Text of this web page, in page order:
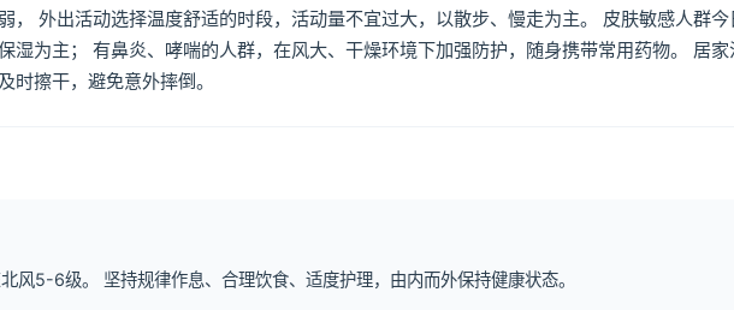
， 外出活动选择温度舒适的时段，活动量不宜过大，以散步、慢走为主。 皮肤敏感人群今
湿为主； 有鼻炎、哮喘的人群，在风大、干燥环境下加强防护，随身携带常用药物。 居家
时擦干，避免意外摔倒。
5-6级。 坚持规律作息、合理饮食、适度护理，由内而外保持健康状态。